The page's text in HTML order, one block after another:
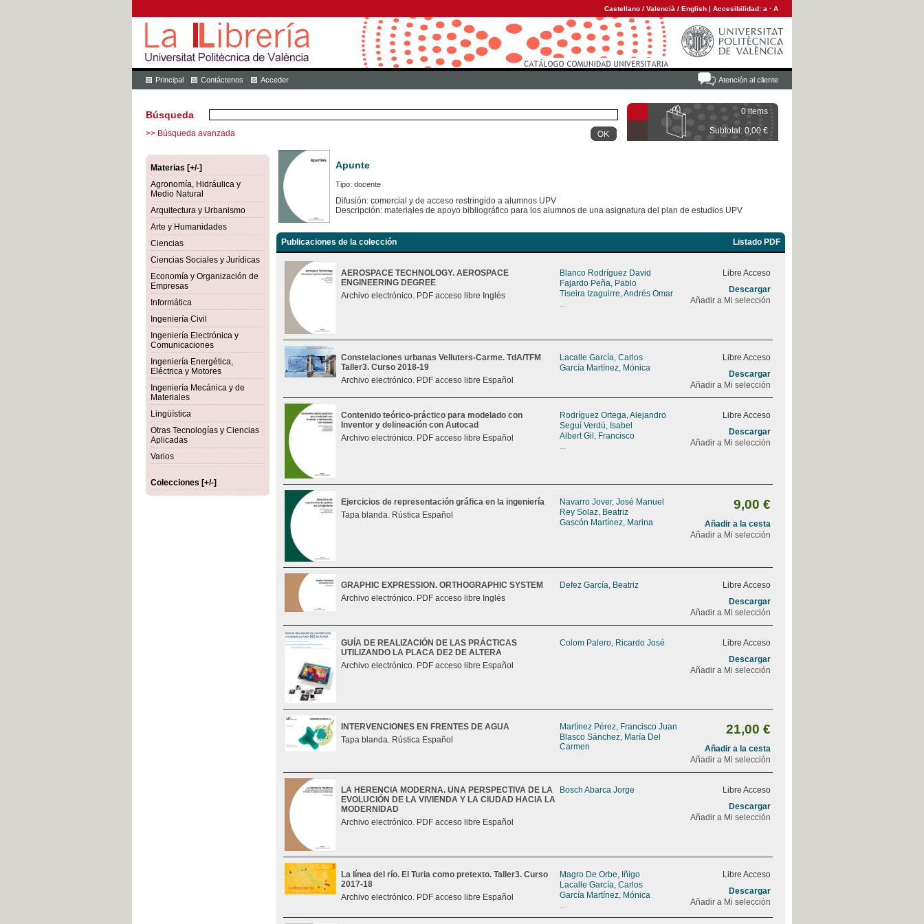
Castellano / Valencià / English | Accesibilidad: a · A
Atención al cliente
Principal Contáctenos Acceder
0 items
Subtotal: 0,00 €
Búsqueda
>> Búsqueda avanzada
Materias [+/-]
Agronomía, Hidráulica y
Medio Natural
Arquitectura y Urbanismo
Arte y Humanidades
Ciencias
Ciencias Sociales y Jurídicas
Economía y Organización de
Empresas
Informática
Ingeniería Civil
Ingeniería Electrónica y
Comunicaciones
Ingeniería Energética,
Eléctrica y Motores
Ingeniería Mecánica y de
Materiales
Lingüística
Otras Tecnologías y Ciencias
Aplicadas
Varios
Colecciones [+/-]
Apunte
Tipo: docente
Difusión: comercial y de acceso restringido a alumnos UPV
Descripción: materiales de apoyo bibliográfico para los alumnos de una asignatura del plan de estudios UPV
Publicaciones de la colección Listado PDF
AEROSPACE TECHNOLOGY. AEROSPACE
ENGINEERING DEGREE
Archivo electrónico. PDF acceso libre Inglés
Blanco Rodríguez David
Fajardo Peña, Pablo
Tiseira Izaguirre, Andrés Omar
...
Libre Acceso
Descargar
Añadir a Mi selección
Constelaciones urbanas Velluters-Carme. TdA/TFM
Taller3. Curso 2018-19
Archivo electrónico. PDF acceso libre Español
Lacalle García, Carlos
García Martínez, Mónica
Libre Acceso
Descargar
Añadir a Mi selección
Contenido teórico-práctico para modelado con
Inventor y delineación con Autocad
Archivo electrónico. PDF acceso libre Español
Rodríguez Ortega, Alejandro
Seguí Verdú, Isabel
Albert Gil, Francisco
...
Libre Acceso
Descargar
Añadir a Mi selección
Ejercicios de representación gráfica en la ingeniería
Tapa blanda. Rústica Español
Navarro Jover, José Manuel
Rey Solaz, Beatriz
Gascón Martínez, Marina
9,00 €
Añadir a la cesta
Añadir a Mi selección
GRAPHIC EXPRESSION. ORTHOGRAPHIC SYSTEM
Archivo electrónico. PDF acceso libre Inglés
Defez García, Beatriz
Libre Acceso
Descargar
Añadir a Mi selección
GUÍA DE REALIZACIÓN DE LAS PRÁCTICAS
UTILIZANDO LA PLACA DE2 DE ALTERA
Archivo electrónico. PDF acceso libre Español
Colom Palero, Ricardo José
Libre Acceso
Descargar
Añadir a Mi selección
INTERVENCIONES EN FRENTES DE AGUA
Tapa blanda. Rústica Español
Martínez Pérez, Francisco Juan
Blasco Sánchez, María Del
Carmen
21,00 €
Añadir a la cesta
Añadir a Mi selección
LA HERENCIA MODERNA. UNA PERSPECTIVA DE LA
EVOLUCIÓN DE LA VIVIENDA Y LA CIUDAD HACIA LA
MODERNIDAD
Archivo electrónico. PDF acceso libre Español
Bosch Abarca Jorge
Libre Acceso
Descargar
Añadir a Mi selección
La línea del río. El Turia como pretexto. Taller3. Curso
2017-18
Archivo electrónico. PDF acceso libre Español
Magro De Orbe, Iñigo
Lacalle García, Carlos
García Martínez, Mónica
...
Libre Acceso
Descargar
Añadir a Mi selección